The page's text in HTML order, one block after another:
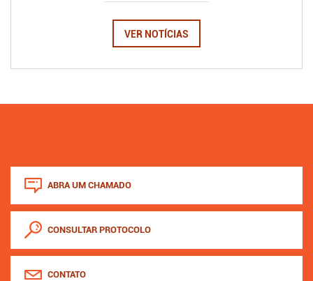
VER NOTÍCIAS
ABRA UM CHAMADO
CONSULTAR PROTOCOLO
CONTATO